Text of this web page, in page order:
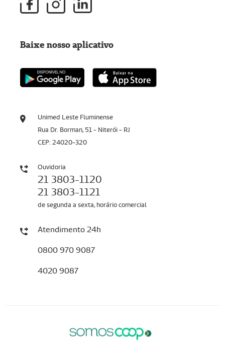
Unimed Leste Fluminense
Rua Dr. Borman, 51 - Niterói - RJ
CEP: 24020-320
Ouvidoria
21 3803-1120
21 3803-1121
de segunda a sexta, horário comercial
Atendimento 24h
0800 970 9087
4020 9087
Baixe nosso aplicativo